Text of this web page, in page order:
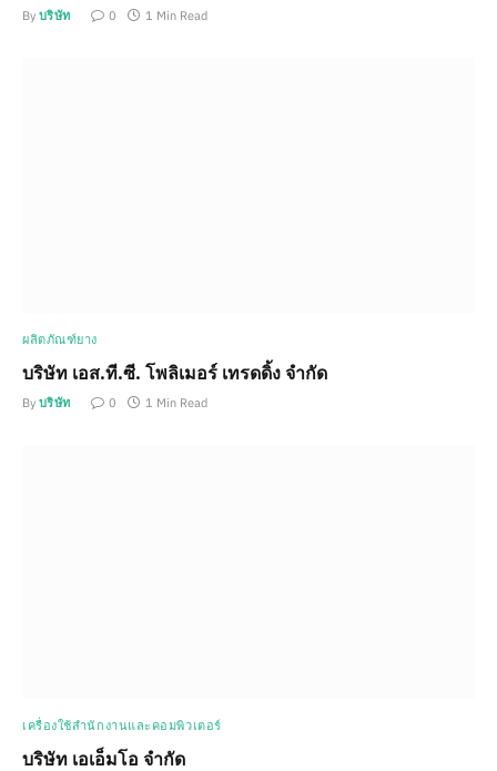
By บริษัท 0 1 Min Read
ผลิตภัณฑ์ยาง
บริษัท เอส.ที.ซี. โพลิเมอร์ เทรดดิ้ง จำกัด
By บริษัท 0 1 Min Read
เครื่องใช้สำนักงานและคอมพิวเตอร์
บริษัท เอเอ็มโอ จำกัด